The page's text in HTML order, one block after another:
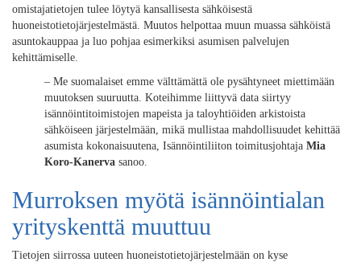
omistajatietojen tulee löytyä kansallisesta sähköisestä
huoneistotietojärjestelmästä. Muutos helpottaa muun muassa sähköistä
asuntokauppaa ja luo pohjaa esimerkiksi asumisen palvelujen
kehittämiselle.
– Me suomalaiset emme välttämättä ole pysähtyneet miettimään
muutoksen suuruutta. Koteihimme liittyvä data siirtyy
isännöintitoimistojen mapeista ja taloyhtiöiden arkistoista
sähköiseen järjestelmään, mikä mullistaa mahdollisuudet kehittää
asumista kokonaisuutena, Isännöintiliiton toimitusjohtaja Mia
Koro-Kanerva sanoo.
Murroksen myötä isännöintialan
yrityskenttä muuttuu
Tietojen siirrossa uuteen huoneistotietojärjestelmään on kyse